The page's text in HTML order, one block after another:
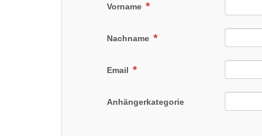
Vorname
Nachname
Email
Anhängerkategorie